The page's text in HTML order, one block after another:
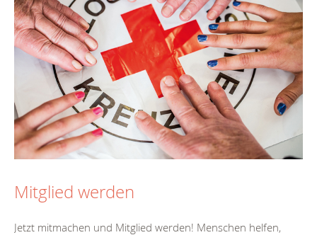
Mitglied werden
Jetzt mitmachen und Mitglied werden! Menschen helfen,